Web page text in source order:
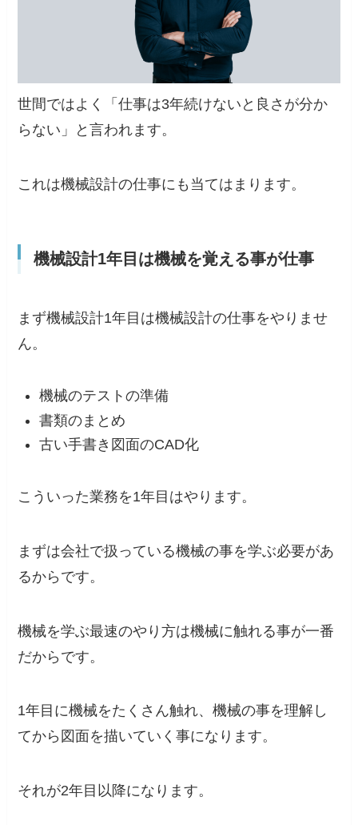
世間ではよく
「仕事は3年続けないと良さが分か
らない」
と言われます。
これは機械設計の仕事にも当てはまります。
機械設計1年目は機械を覚える事が仕事
まず機械設計1年目は機械設計の仕事をやりませ
ん。
機械のテストの準備
書類のまとめ
古い手書き図面のCAD化
こういった業務を1年目はやります。
まずは会社で扱っている機械の事を学ぶ必要があ
るからです。
機械を学ぶ最速のやり方は機械に触れる事が一番
だからです。
1年目に機械をたくさん触れ、機械の事を理解し
てから図面を描いていく事になります。
それが2年目以降になります。